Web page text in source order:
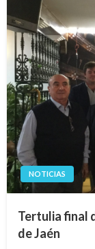
NOTICIAS
Tertulia final
de Jaén